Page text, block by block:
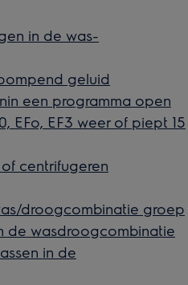
in de was-
geluid
een programma open
EFo, EF3 weer of piept 15
centrifugeren
droogcombinatie groep
de wasdroogcombinatie
in de